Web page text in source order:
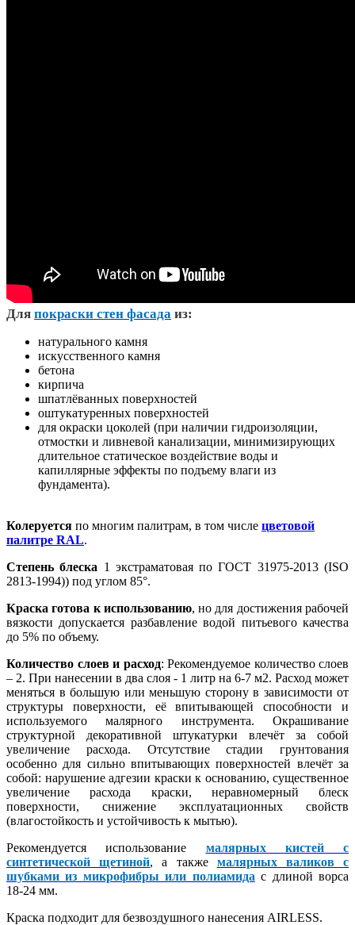
Для покраски стен фасада из:
натурального камня
искусственного камня
бетона
кирпича
шпатлёванных поверхностей
оштукатуренных поверхностей
для окраски цоколей (при наличии гидроизоляции,
отмостки и ливневой канализации, минимизирующих
длительное статическое воздействие воды и
капиллярные эффекты по подъему влаги из
фундамента).
Колеруется по многим палитрам, в том числе цветовой
палитре RAL.
Степень блеска 1 экстраматовая по ГОСТ 31975-2013 (ISO
2813-1994)) под углом 85°.
Краска готова к использованию, но для достижения рабочей
вязкости допускается разбавление водой питьевого качества
до 5% по объему.
Количество слоев и расход: Рекомендуемое количество слоев
– 2. При нанесении в два слоя - 1 литр на 6-7 м2. Расход может
меняться в большую или меньшую сторону в зависимости от
структуры поверхности, её впитывающей способности и
используемого малярного инструмента. Окрашивание
структурной декоративной штукатурки влечёт за собой
увеличение расхода. Отсутствие стадии грунтования
особенно для сильно впитывающих поверхностей влечёт за
собой: нарушение адгезии краски к основанию, существенное
увеличение расхода краски, неравномерный блеск
поверхности, снижение эксплуатационных свойств
(влагостойкость и устойчивость к мытью).
Рекомендуется использование малярных кистей с
синтетической щетиной, а также малярных валиков с
шубками из микрофибры или полиамида с длиной ворса
18-24 мм.
Краска подходит для безвоздушного нанесения AIRLESS.